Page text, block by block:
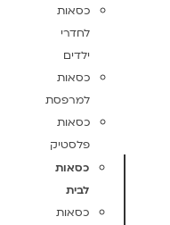
כסאות
לחדרי
ילדים
כסאות
למרפסת
כסאות
פלסטיק
כסאות
לבית
כסאות